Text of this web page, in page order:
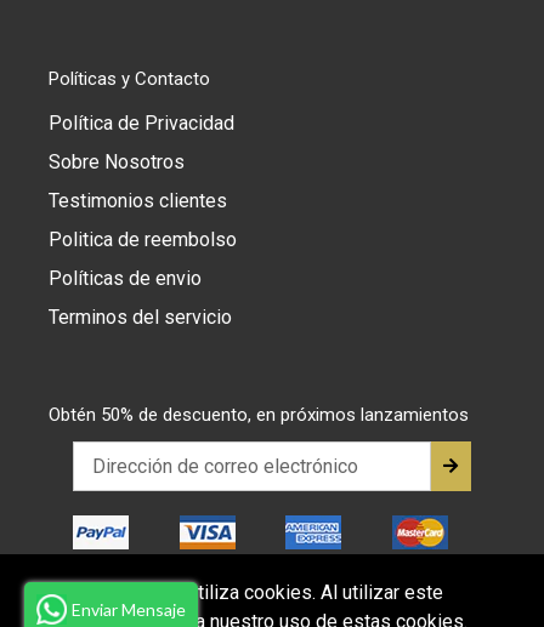
Políticas y Contacto
Política de Privacidad
Sobre Nosotros
Testimonios clientes
Politica de reembolso
Políticas de envio
Terminos del servicio
Obtén 50% de descuento, en próximos lanzamientos
Este sitio web utiliza cookies. Al utilizar este
sitio web, acepta nuestro uso de estas cookies.
Enviar Mensaje